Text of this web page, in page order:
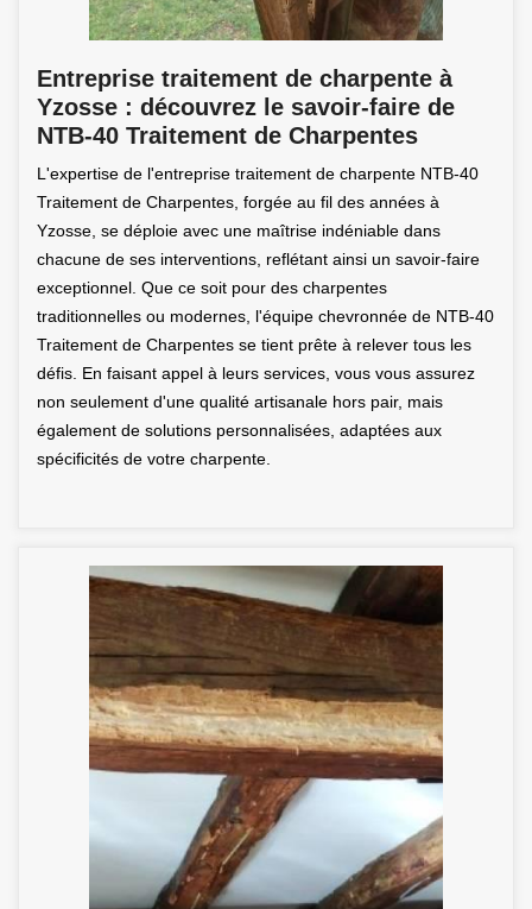
Entreprise traitement de charpente à
Yzosse : découvrez le savoir-faire de
NTB-40 Traitement de Charpentes
L'expertise de l'entreprise traitement de charpente NTB-40
Traitement de Charpentes, forgée au fil des années à
Yzosse, se déploie avec une maîtrise indéniable dans
chacune de ses interventions, reflétant ainsi un savoir-faire
exceptionnel. Que ce soit pour des charpentes
traditionnelles ou modernes, l'équipe chevronnée de NTB-40
Traitement de Charpentes se tient prête à relever tous les
défis. En faisant appel à leurs services, vous vous assurez
non seulement d'une qualité artisanale hors pair, mais
également de solutions personnalisées, adaptées aux
spécificités de votre charpente.